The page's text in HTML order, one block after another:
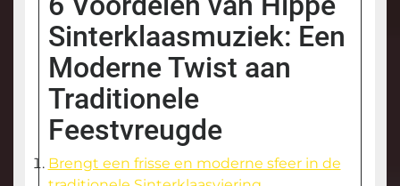
Sinterklaasmuziek: Een
Moderne Twist aan
Traditionele
Feestvreugde
Brengt een frisse en moderne sfeer in de